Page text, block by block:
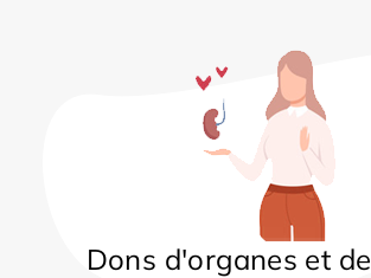
Dons d'organes et